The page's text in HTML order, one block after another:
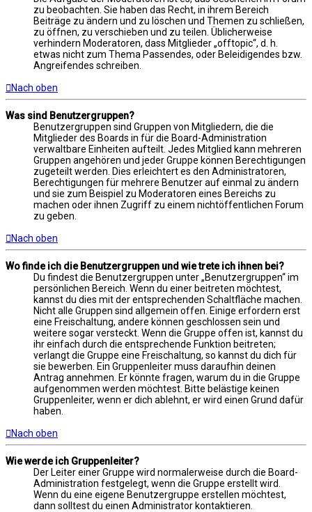
zu beobachten. Sie haben das Recht, in ihrem Bereich
Beiträge zu ändern und zu löschen und Themen zu schließen,
zu öffnen, zu verschieben und zu teilen. Üblicherweise
verhindern Moderatoren, dass Mitglieder „offtopic“, d. h.
etwas nicht zum Thema Passendes, oder Beleidigendes bzw.
Angreifendes schreiben.
Nach oben
Was sind Benutzergruppen?
Benutzergruppen sind Gruppen von Mitgliedern, die die
Mitglieder des Boards in für die Board-Administration
verwaltbare Einheiten aufteilt. Jedes Mitglied kann mehreren
Gruppen angehören und jeder Gruppe können Berechtigungen
zugeteilt werden. Dies erleichtert es den Administratoren,
Berechtigungen für mehrere Benutzer auf einmal zu ändern
und sie zum Beispiel zu Moderatoren eines Bereichs zu
machen oder ihnen Zugriff zu einem nichtöffentlichen Forum
zu geben.
Nach oben
Wo finde ich die Benutzergruppen und wie trete ich ihnen bei?
Du findest die Benutzergruppen unter „Benutzergruppen“ im
persönlichen Bereich. Wenn du einer beitreten möchtest,
kannst du dies mit der entsprechenden Schaltfläche machen.
Nicht alle Gruppen sind allgemein offen. Einige erfordern erst
eine Freischaltung, andere können geschlossen sein und
weitere sogar versteckt. Wenn die Gruppe offen ist, kannst du
ihr einfach durch die entsprechende Funktion beitreten;
verlangt die Gruppe eine Freischaltung, so kannst du dich für
sie bewerben. Ein Gruppenleiter muss daraufhin deinen
Antrag annehmen. Er könnte fragen, warum du in die Gruppe
aufgenommen werden möchtest. Bitte belästige keinen
Gruppenleiter, wenn er dich ablehnt, er wird einen Grund dafür
haben.
Nach oben
Wie werde ich Gruppenleiter?
Der Leiter einer Gruppe wird normalerweise durch die Board-
Administration festgelegt, wenn die Gruppe erstellt wird.
Wenn du eine eigene Benutzergruppe erstellen möchtest,
dann solltest du einen Administrator kontaktieren.